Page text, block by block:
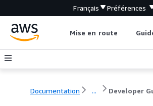
Français Préférences
Mise en route
Documentation ... Developer